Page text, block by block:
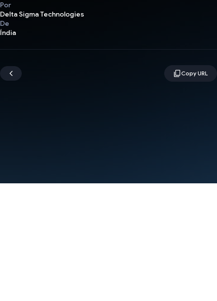
Por
Delta Sigma Technologies
De
Índia